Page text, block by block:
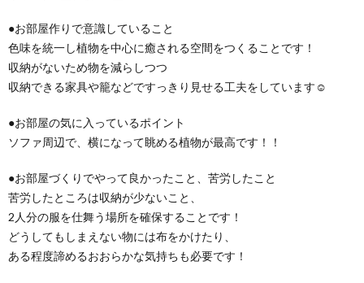
●お部屋作りで意識していること
色味を統一し植物を中心に癒される空間をつくることです！
収納がないため物を減らしつつ
収納できる家具や籠などですっきり見せる工夫をしています☺
●お部屋の気に入っているポイント
ソファ周辺で、横になって眺める植物が最高です！！
●お部屋づくりでやって良かったこと、苦労したこと
苦労したところは収納が少ないこと、
2人分の服を仕舞う場所を確保することです！
どうしてもしまえない物には布をかけたり、
ある程度諦めるおおらかな気持ちも必要です！